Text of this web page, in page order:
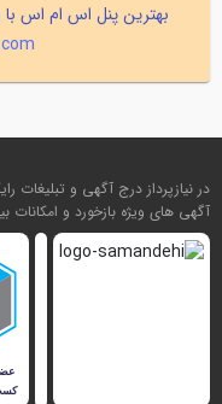
بهترین پنل اس ام اس با
در نیازپرداز درج آگهی و تبلیغات
آگهی های ویژه بازخورد و امکانات